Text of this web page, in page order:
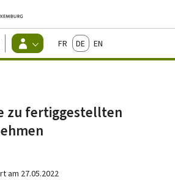
Hauptmenü
Zum Inhalt
Guichet.lu
Changer
d'espace
actif
FrançaisDeutschEnglish
zu fertiggestellten
am 27.05.2022